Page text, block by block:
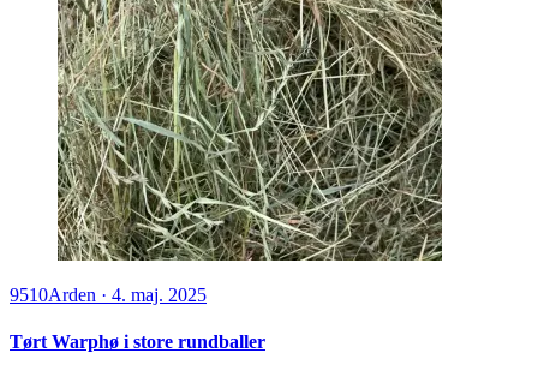
9510Arden · 4. maj. 2025
Tørt Warphø i store rundballer